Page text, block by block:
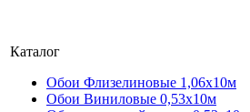
Каталог
Обои Флизелиновые 1,06х10м
Обои Виниловые 0,53х10м